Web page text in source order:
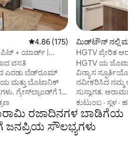
5 ರಲ್ಲಿ 4.86 ಸರಾಸರಿ ರೇಟಿಂಗ್, 175
4.86 (175)
+ ಯಾರ್ಡ್ |
ವಸತಿ
ಎರಡು ಬೆಡ್‌ರೂಮ್
ಮತ್ತು ಬೊಟಾನಿಕ್
ಗ್ರೇಸ್‌ಲ್ಯಾಂಡ್‌ಗೆ 15
ಡೌನ್‌ಟೌನ್‌ಗೆ 20
ಹಿತ್ತಲು,
ಹೊರಾಂಗಣದಲ್ಲಿ
ಮಿಡ್‌ಟೌನ್ ನಲ್ಲಿ ಮನೆ
HGTV ಪ್ರೇರಿತ
HGTV ಯ ಜೊವಾನ್ನಾ
ವಿನ್ಯಾಸ
ನವೀಕರಿಸಿದ ನಮ್ಮ
ಸುಸ್ವಾಗತ.
ಆನಂದಿಸಿ ಮತ್ತು
ಎಲ್ಲಾ ಮೆಂಫಿಸ್‌ಗಳಿಗೆ
ನಿಮ್ಮ ಪರಿಪೂರ್ಣ ವಿಹಾರ! ~2 ಕ್ವೀನ್ ಬೆಡ್‌ಗಳು
1 ಪುಲ್ ಔಟ್ ಸೋಫಾ
ಕುಟುಂಬ ·ಸ್ಥಳ ·
ರಜಾದಿನಗಳ ಬಾಡಿಗೆಯ
ಜನಪ್ರಿಯ ಸೌಲಭ್ಯಗಳು